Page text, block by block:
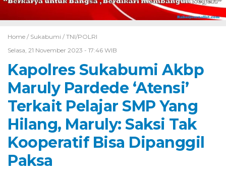
Home / Sukabumi / TNI/POLRI
Selasa, 21 November 2023 - 17:46 WIB
Kapolres Sukabumi Akbp
Maruly Pardede ‘Atensi’
Terkait Pelajar SMP Yang
Hilang, Maruly: Saksi Tak
Kooperatif Bisa Dipanggil
Paksa